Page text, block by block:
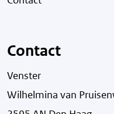
Contact
Venster
Wilhelmina van